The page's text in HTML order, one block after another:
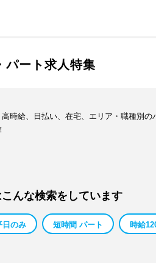
パート求人特集
時給、日払い、在宅、エリア・職種別の
んな検索をしています
のみ 短時間 パート 時給